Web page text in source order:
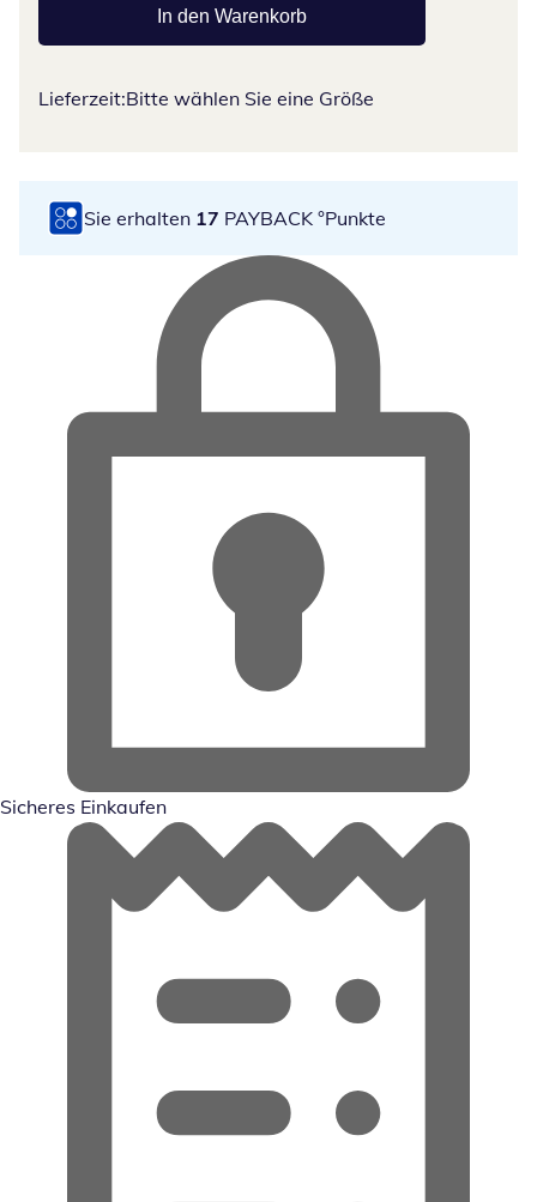
In den Warenkorb
Lieferzeit:Bitte wählen Sie eine Größe
Sie erhalten 17 PAYBACK °Punkte
Sicheres Einkaufen